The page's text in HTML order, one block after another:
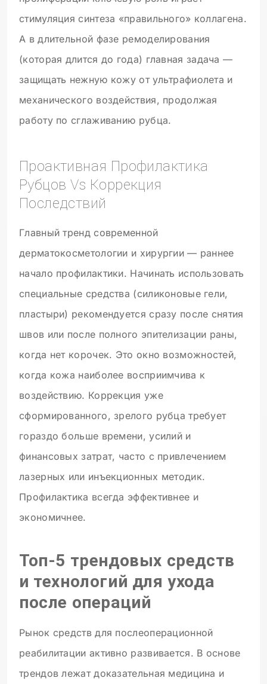
стимуляция синтеза «правильного» коллагена.
А в длительной фазе ремоделирования
(которая длится до года) главная задача —
защищать нежную кожу от ультрафиолета и
механического воздействия, продолжая
работу по сглаживанию рубца.
Проактивная Профилактика
Рубцов Vs Коррекция
Последствий
Главный тренд современной
дерматокосметологии и хирургии — раннее
начало профилактики. Начинать использовать
специальные средства (силиконовые гели,
пластыри) рекомендуется сразу после снятия
швов или после полного эпителизации раны,
когда нет корочек. Это окно возможностей,
когда кожа наиболее восприимчива к
воздействию. Коррекция уже
сформированного, зрелого рубца требует
гораздо больше времени, усилий и
финансовых затрат, часто с привлечением
лазерных или инъекционных методик.
Профилактика всегда эффективнее и
экономичнее.
Топ-5 трендовых средств
и технологий для ухода
после операций
Рынок средств для послеоперационной
реабилитации активно развивается. В основе
трендов лежат доказательная медицина и